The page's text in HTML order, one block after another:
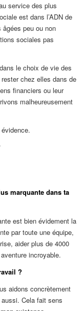
service des plus
est dans l’ADN de
peu ou non
sociales pas
le choix de vie des
chez elles dans de
financiers ou leur
malheureusement
évidence.
marquante dans ta
est bien évidement la
par toute une équipe,
aider plus de 4000
incroyable.
?
aidons concrètement
Cela fait sens